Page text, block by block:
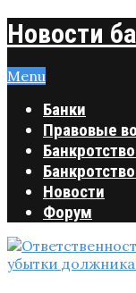
Новости
Menu
Банки
Правовые
Новости
Форум